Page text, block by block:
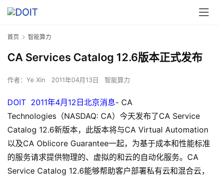
首页 智能算力
CA Services Catalog 12.6版本正式发布
作者： Ye Xin 2011年04月13日 智能算力
DOIT 2011年4月 12 日北京消息- CA
Technologies （NASDAQ: CA）今天发布了CA Service
Catalog 12.6新版本，此版本将与CA Virtual Automation
以及CA Oblicore Guarantee一起，为基于成本和性能标准
的服务请求提供物理的、虚拟的和云的自动化服务。 CA
Service Catalog 12.6能够帮助客户部署私有云和混合云，